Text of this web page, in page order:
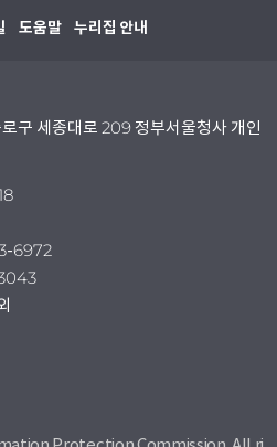
도움말 누리집 안내
구 세종대로 209 정부서울청사 개인
6972